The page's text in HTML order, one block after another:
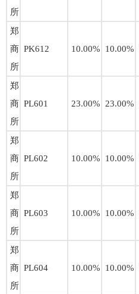
所
郑
商
所
PK612 10.00% 10.00%
郑
商
所
PL601 23.00% 23.00%
郑
商
所
PL602 10.00% 10.00%
郑
商
所
PL603 10.00% 10.00%
郑
商
所
PL604 10.00% 10.00%